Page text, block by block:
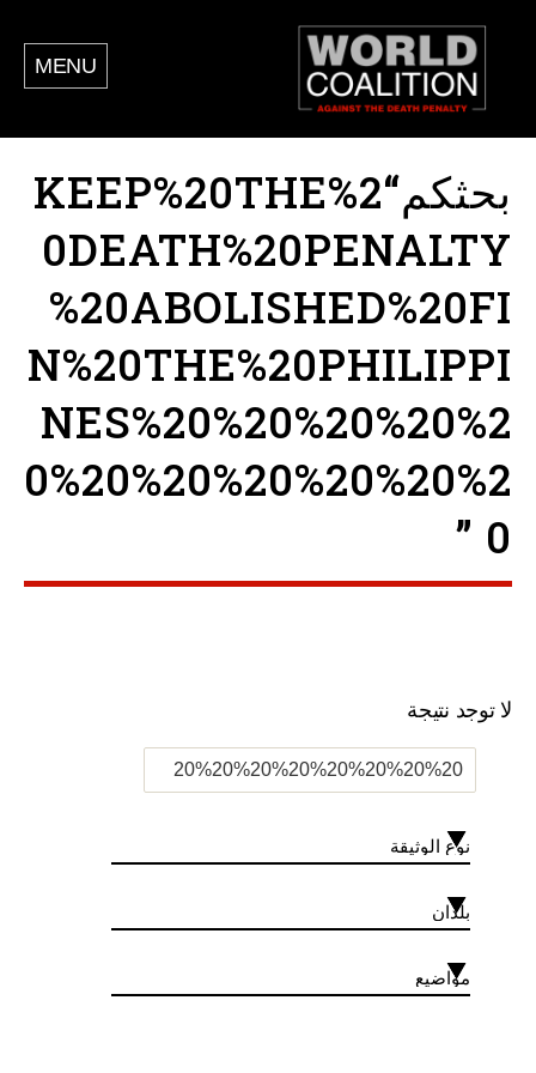
MENU
بحثكم“KEEP%20THE%2
0DEATH%20PENALTY
%20ABOLISHED%20FI
N%20THE%20PHILIPPI
NES%20%20%20%20%2
0%20%20%20%20%20%2
0 ”
لا توجد نتيجة